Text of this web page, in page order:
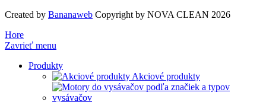
Created by Bananaweb Copyright by NOVA CLEAN 2026
Hore
Zavrieť menu
Produkty
Akciové produkty